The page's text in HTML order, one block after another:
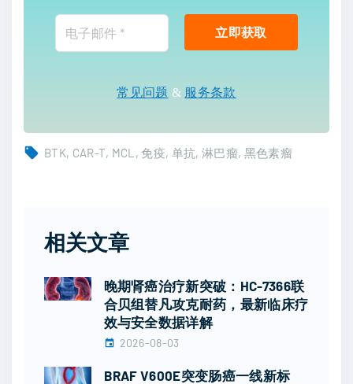
常见问题 & 服务条款
BTK CAR-T MCL 免疫 单抗 淋巴瘤 黑色素瘤
相关文章
晚期肾癌治疗新突破：HC-7366联
合贝组替凡攻克耐药，最新临床疗
效与安全数据详解
2026-08-03
BRAF V600E突变肠癌一线新标